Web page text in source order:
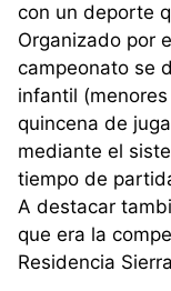
con un deporte
Organizado por
campeonato se
infantil
quincena de
mediante el
tiempo de
A destacar
que era la
Residencia